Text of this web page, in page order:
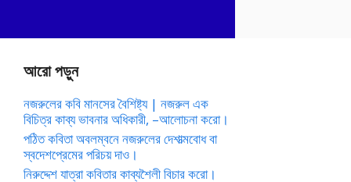
আরো পড়ুন
নজরুলের কবি মানসের বৈশিষ্ট্য | নজরুল এক
বিচিত্র কাব্য ভাবনার অধিকারী, –আলোচনা করো।
পঠিত কবিতা অবলম্বনে নজরুলের দেশাত্মবোধ বা
স্বদেশপ্রেমের পরিচয় দাও।
নিরুদ্দেশ যাত্রা কবিতার কাব্যশৈলী বিচার করো।